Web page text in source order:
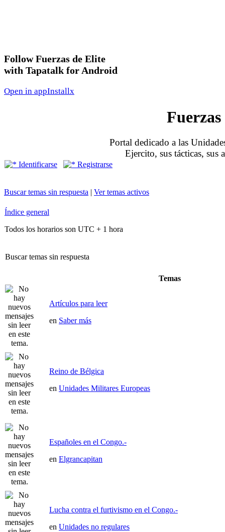
Follow Fuerzas de Elite
with Tapatalk for Android
Open in appInstallx
Portal dedicado a las
Ejercito, sus tácticas, sus
Identificarse Registrarse
Buscar temas sin respuesta | Ver temas activos
Índice general
Todos los horarios son UTC + 1 hora
Buscar temas sin respuesta
Temas
Artículos para leer
en Saber más
Reino de Bélgica
en Unidades Militares Europeas
Españoles en el Congo.-
en Elgrancapitan
Lucha contra el furtivismo en el Congo.-
en Unidades no regulares